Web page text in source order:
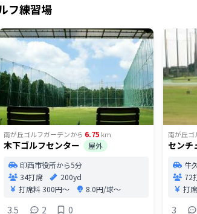
フ練習場
南が丘ゴルフガーデンから 6.75 km
木下ゴルフセンター
屋外
印西市役所から5分
34打席
200yd
打席料300円〜 8.0円/球〜
3.5 2 0
南が丘ゴ
センチ
牛
72
打
3